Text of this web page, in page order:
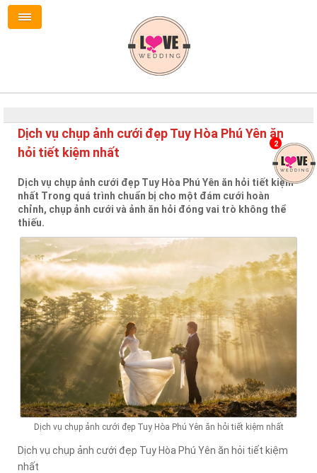
Dịch vụ chụp ảnh cưới đẹp Tuy Hòa Phú Yên ăn
hỏi tiết kiệm nhất
Dịch vụ chụp ảnh cưới đẹp Tuy Hòa Phú Yên ăn hỏi tiết kiệm
nhất Trong quá trình chuẩn bị cho một đám cưới hoàn
chỉnh, chụp ảnh cưới và ảnh ăn hỏi đóng vai trò không thể
thiếu.
Dịch vụ chụp ảnh cưới đẹp Tuy Hòa Phú Yên ăn hỏi tiết kiệm nhất
Dịch vụ chụp ảnh cưới đẹp Tuy Hòa Phú Yên ăn hỏi tiết kiệm
nhất
2